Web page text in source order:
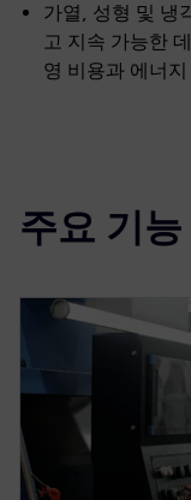
가열, 성형 및 냉
고 지속 가능한
영 비용과 에너
주요 기능